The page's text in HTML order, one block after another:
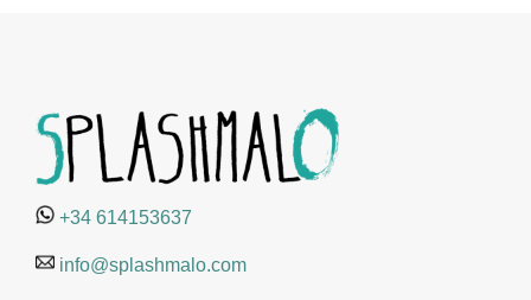
+34 614153637
info@splashmalo.com